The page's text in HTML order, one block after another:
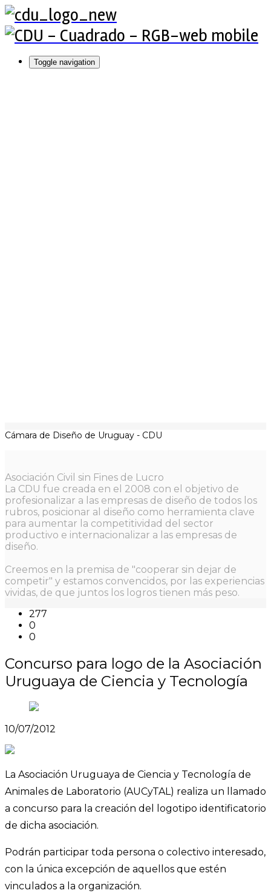
Toggle navigation
Cámara de Diseño de Uruguay - CDU
Asociación Civil sin Fines de Lucro
La CDU fue creada en el 2008 con el objetivo de
profesionalizar a las empresas de diseño de todos los
rubros, posicionar al diseño como herramienta clave
para aumentar la competitividad del sector
productivo e internacionalizar a las empresas de
diseño.
Creemos en la premisa de "cooperar sin dejar de
competir" y estamos convencidos, por las experiencias
vividas, de que juntos los logros tienen más peso.
277
0
0
Concurso para logo de la Asociación
Uruguaya de Ciencia y Tecnología
10/07/2012
La Asociación Uruguaya de Ciencia y Tecnología de
Animales de Laboratorio (AUCyTAL) realiza un llamado
a concurso para la creación del logotipo identificatorio
de dicha asociación.
Podrán participar toda persona o colectivo interesado,
con la única excepción de aquellos que estén
vinculados a la organización.